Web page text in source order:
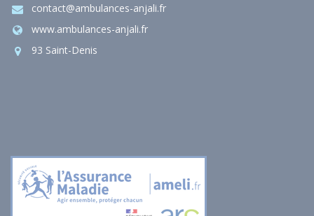
contact@ambulances-anjali.fr
www.ambulances-anjali.fr
93 Saint-Denis